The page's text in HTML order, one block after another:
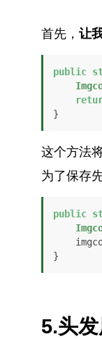
首先， 让
public
}
这个方法
为了保存
public
}
5.头